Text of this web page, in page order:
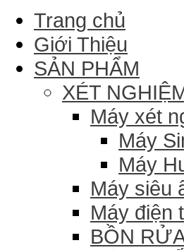
Trang chủ
Giới Thiệu
SẢN PHẨM
XÉT
Máy xét
Máy
Máy
Máy siêu
Máy điện
BỒN